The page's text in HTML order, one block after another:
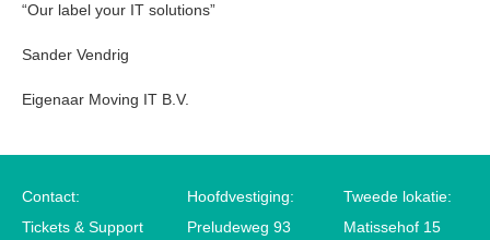
“Our label your IT solutions”
Sander Vendrig
Eigenaar Moving IT B.V.
Contact:
Tickets & Support
Hoofdvestiging:
Preludeweg 93
Tweede lokatie:
Matissehof 15